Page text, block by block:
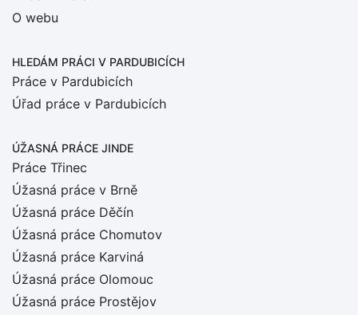
O webu
HLEDÁM PRÁCI V PARDUBICÍCH
Práce v Pardubicích
Úřad práce v Pardubicích
ÚŽASNÁ PRÁCE JINDE
Práce Třinec
Úžasná práce v Brně
Úžasná práce Děčín
Úžasná práce Chomutov
Úžasná práce Karviná
Úžasná práce Olomouc
Úžasná práce Prostějov